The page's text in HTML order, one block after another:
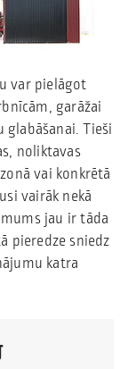
var pielāgot
garāžai
Tieši
noliktavas
vai konkrētā
vairāk nekā
jau ir tāda
pieredze sniedz
katra